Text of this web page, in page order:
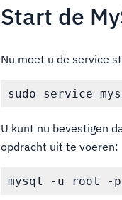
Start de
Nu moet u de service
U kunt nu bevestigen
opdracht uit te voeren: